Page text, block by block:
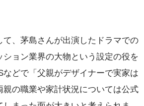
、茅島さんが出演したドラマでの
ョン業界の大物という設定の役を
どで「父親がデザイナーで実家は
の職業や家計状況については公式